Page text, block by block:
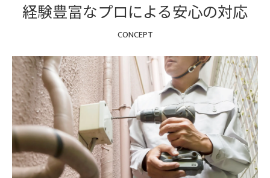
経験豊富なプロによる安心の対応
CONCEPT